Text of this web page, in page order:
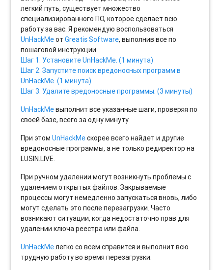
легкий путь, существует множество
специализированного ПО, которое сделает всю
работу за вас. Я рекомендую воспользоваться
UnHackMeотGreatis Software, выполнив все по
пошаговой инструкции.
Шаг 1. Установите UnHackMe. (1 минута)
Шаг 2. Запустите поиск вредоносных программ в
UnHackMe. (1 минута)
Шаг 3. Удалите вредоносные программы. (3 минуты)
UnHackMeвыполнит все указанные шаги, проверяя по
своей базе, всего за одну минуту.
При этомUnHackMeскорее всего найдет и другие
вредоносные программы, а не только редиректор на
LUSIN.LIVE.
При ручном удалении могут возникнуть проблемы с
удалением открытых файлов. Закрываемые
процессы могут немедленно запускаться вновь, либо
могут сделать это после перезагрузки. Часто
возникают ситуации, когда недостаточно прав для
удалении ключа реестра или файла.
UnHackMeлегко со всем справится и выполнит всю
трудную работу во время перезагрузки.